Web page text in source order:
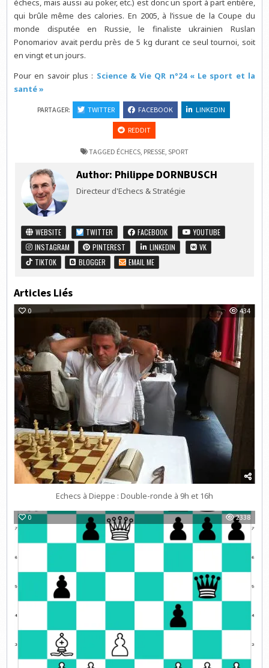
échecs, mais aussi au poker, etc.) est donc un sport à part entière,
qui brûle même des calories. En 2005, à l’issue de la Coupe du
monde disputée en Russie, le finaliste ukrainien Ruslan
Ponomariov avait perdu près de 5 kg durant ce seul tournoi, soit
en vingt et un jours.
Pour en savoir plus : Science & Vie QR n°24 « Le sport et la
santé »
PARTAGER: TWITTER FACEBOOK LINKEDIN
REDDIT
TAGGED ÉCHECS, PRESSE, SPORT
Author: Philippe DORNBUSCH
Directeur d'Echecs & Stratégie
WEBSITE TWITTER FACEBOOK
YOUTUBE
INSTAGRAM
PINTEREST LINKEDIN
VK
TIKTOK
BLOGGER EMAIL ME
Articles Liés
0 434
Echecs à Dieppe : Double-ronde à 9h et 16h
0 2338